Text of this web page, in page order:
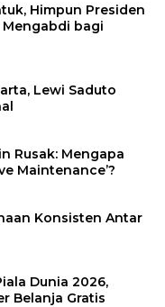
Himpun Presiden
bagi
Lewi Saduto
Rusak: Mengapa
Maintenance’?
Konsisten Antar
Dunia 2026,
Belanja Gratis